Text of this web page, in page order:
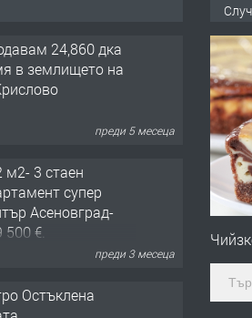
м2- 3 стаен
супер
Остъклена